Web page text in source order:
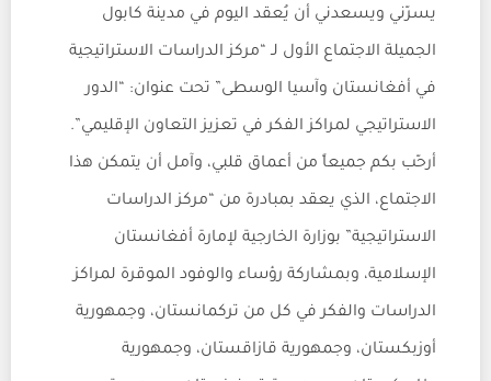
يسرّني ويسعدني أن يُعقد اليوم في مدينة كابول
الجميلة الاجتماع الأول لـ “مركز الدراسات الاستراتيجية
في أفغانستان وآسيا الوسطى” تحت عنوان: “الدور
الاستراتيجي لمراكز الفكر في تعزيز التعاون الإقليمي”.
أرحّب بكم جميعاً من أعماق قلبي، وآمل أن يتمكن هذا
الاجتماع، الذي يعقد بمبادرة من “مركز الدراسات
الاستراتيجية” بوزارة الخارجية لإمارة أفغانستان
الإسلامية، وبمشاركة رؤساء والوفود الموقرة لمراكز
الدراسات والفكر في كل من تركمانستان، وجمهورية
أوزبكستان، وجمهورية قازاقستان، وجمهورية